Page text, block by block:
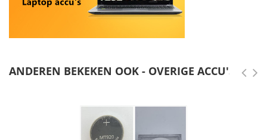
ANDEREN BEKEKEN OOK - OVERIGE ACCU'S